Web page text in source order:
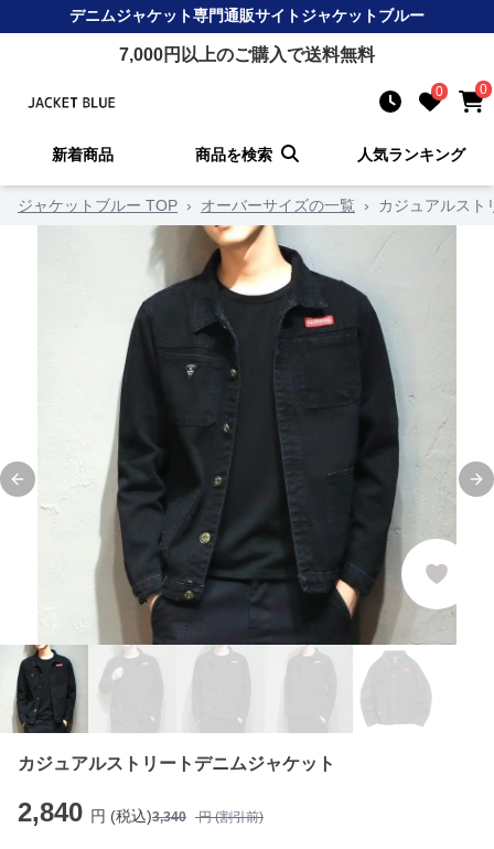
デニムジャケット専門通販サイトジャケットブルー
7,000円以上のご購入で送料無料
0 0
新着商品 商品を検索 人気ランキング
ジャケットブルー TOP › オーバーサイズの一覧 › カジュアルスト
Previous slide
カジュアルストリートデニムジャケット
2,840 円 (税込)3,340 円 (割引前)